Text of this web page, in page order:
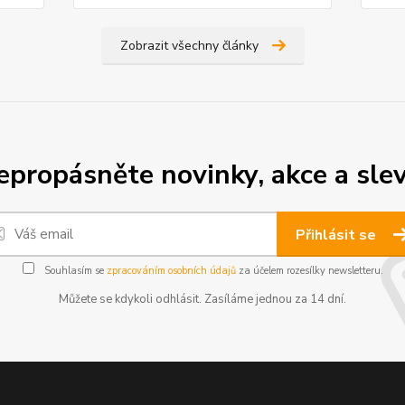
Zobrazit všechny články
novinky, akce a
Přihlásit se
Souhlasím se zpracováním osobních údajůza účelem rozesílky newsletteru.
Můžete se kdykoli odhlásit. Zasíláme jednou za 14 dní.